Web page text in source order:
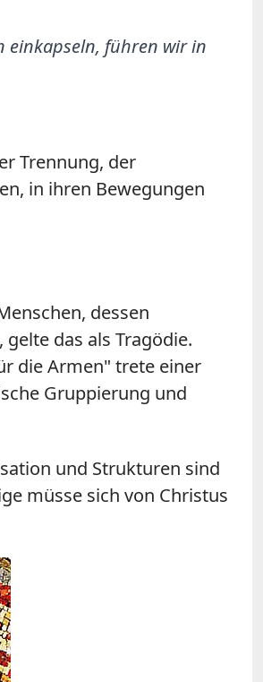
einkapseln, führen wir in
Trennung, der
in ihren Bewegungen
dessen
das als Tragödie.
die Armen" trete einer
Gruppierung und
und Strukturen sind
müsse sich von Christus